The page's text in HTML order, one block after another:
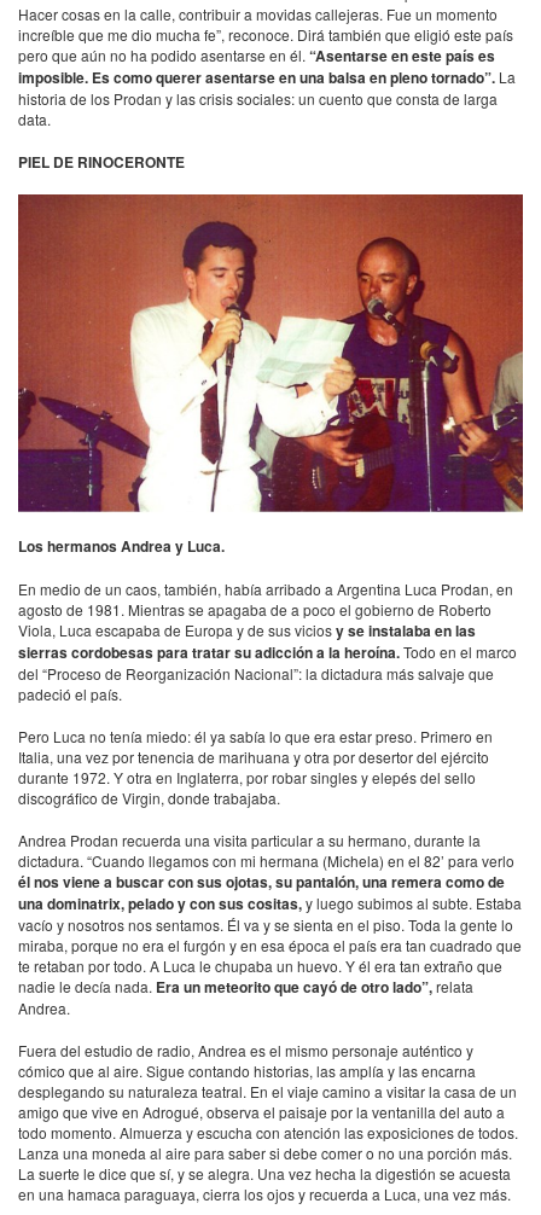
Hacer cosas en la calle, contribuir a movidas callejeras. Fue un momento
increíble que me dio mucha fe”, reconoce. Dirá también que eligió este país
pero que aún no ha podido asentarse en él. “Asentarse en este país es
imposible. Es como querer asentarse en una balsa en pleno tornado”. La
historia de los Prodan y las crisis sociales: un cuento que consta de larga
data.
PIEL DE RINOCERONTE
Los hermanos Andrea y Luca.
En medio de un caos, también, había arribado a Argentina Luca Prodan, en
agosto de 1981. Mientras se apagaba de a poco el gobierno de Roberto
Viola, Luca escapaba de Europa y de sus viciosy se instalaba en las
sierras cordobesas para tratar su adicción a la heroína.Todo en el marco
del “Proceso de Reorganización Nacional”: la dictadura más salvaje que
padeció el país.
Pero Luca no tenía miedo: él ya sabía lo que era estar preso. Primero en
Italia, una vez por tenencia de marihuana y otra por desertor del ejército
durante 1972. Y otra en Inglaterra, por robar singles y elepés del sello
discográfico de Virgin, donde trabajaba.
Andrea Prodan recuerda una visita particular a su hermano, durante la
dictadura. “Cuando llegamos con mi hermana (Michela) en el 82’ para verlo
él nos viene a buscar con sus ojotas, su pantalón, una remera como de
una dominatrix, pelado y con sus cositas,y luego subimos al subte. Estaba
vacío y nosotros nos sentamos. Él va y se sienta en el piso. Toda la gente lo
miraba, porque no era el furgón y en esa época el país era tan cuadrado que
te retaban por todo. A Luca le chupaba un huevo. Y él era tan extraño que
nadie le decía nada. Era un meteorito que cayó de otro lado”,relata
Andrea.
Fuera del estudio de radio, Andrea es el mismo personaje auténtico y
cómico que al aire. Sigue contando historias, las amplía y las encarna
desplegando su naturaleza teatral. En el viaje camino a visitar la casa de un
amigo que vive en Adrogué, observa el paisaje por la ventanilla del auto a
todo momento. Almuerza y escucha con atención las exposiciones de todos.
Lanza una moneda al aire para saber si debe comer o no una porción más.
La suerte le dice que sí, y se alegra. Una vez hecha la digestión se acuesta
en una hamaca paraguaya, cierra los ojos y recuerda a Luca, una vez más.